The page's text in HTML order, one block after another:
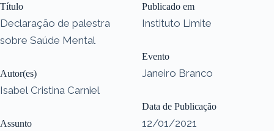
Título
Declaração de palestra
sobre Saúde Mental
Autor(es)
Isabel Cristina Carniel
Assunto
Publicado em
Instituto Limite
Evento
Janeiro Branco
Data de Publicação
12/01/2021